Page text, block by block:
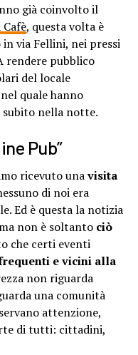
già coinvolto il
, questa volta è
via Fellini, nei pressi
rendere pubblico
del locale
quale hanno
nella notte.
Pub”
ricevuto unavisita
di noi era
Ed è questa la notizia
non è soltantociò
che certi eventi
e vicini alla
non riguarda
una comunità
attenzione,
di tutti: cittadini,